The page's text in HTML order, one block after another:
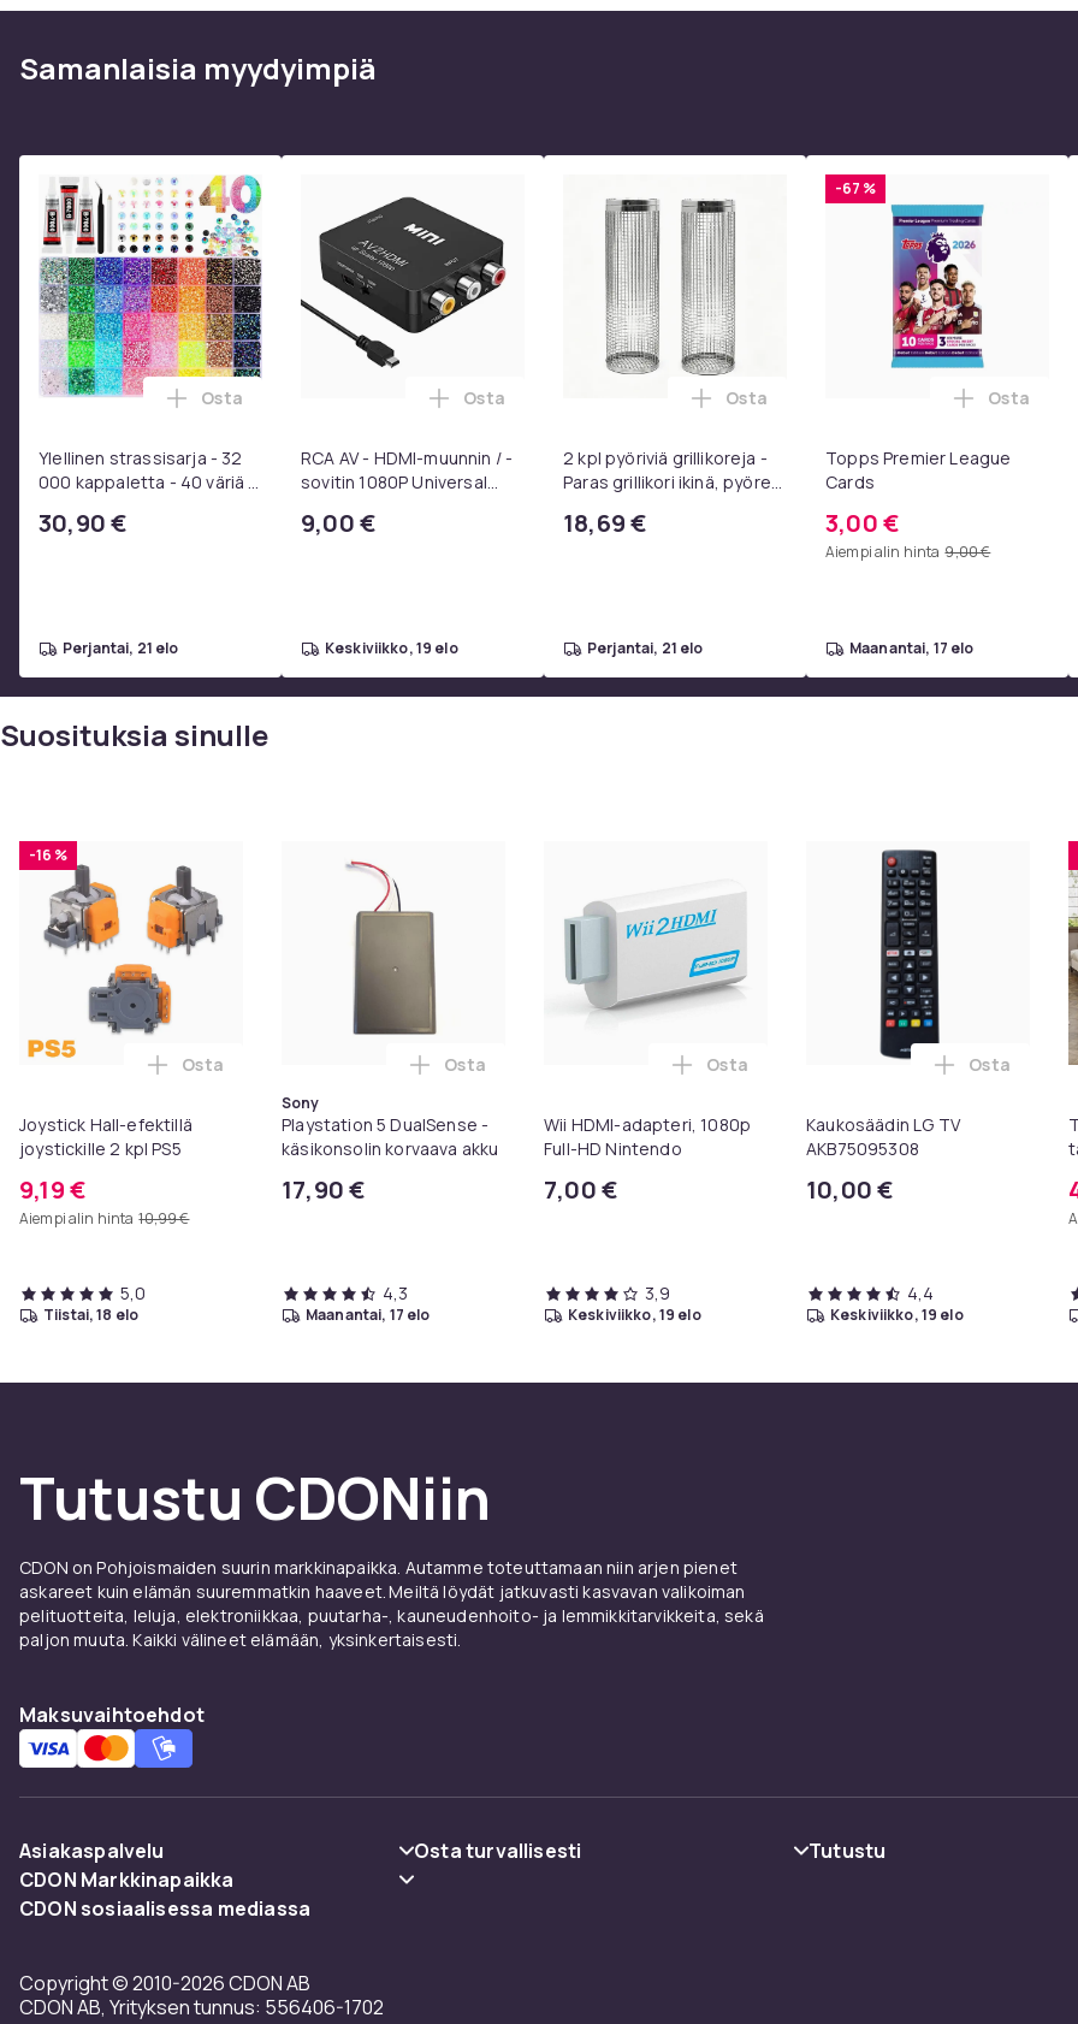
Samanlaisia ​​myydyimpiä
Ylellinen strassisarja - 32
000 kappaletta - 40 väriä -
strassit - koko 3mm - Liima
30,90 €
Lisää Ylellinen strassisarja - 32 000 kappaletta - 40 väriä - Strassit laatikossa - DIY-strassit - koko
Osta
perjantai, 21 elo
RCA AV - HDMI-muunnin / -
sovitin 1080P Universal
9,00 €
Lisää RCA AV - HDMI-muunnin / -sovitin 1080P Universal Musta
Osta
keskiviikko, 19 elo
2 kpl pyöriviä grillikoreja -
Paras grillikori ikinä, pyöreä
teräksestä valmistettu
18,69 €
Lisää 2 kpl pyöriviä grillikoreja - Paras
Osta
perjantai, 21 elo
-67 %
Topps Premier League
Cards
3,00 €
Aiempi alin hinta 9,00 €
Lisää
Osta
maanantai, 17 elo
Suosituksia sinulle
-16 %
Joystick Hall-efektillä
joystickille 2 kpl PS5
9,19 €
Aiempi alin hinta 10,99 €
Lisää Joystick Hall-efektillä joystickille 2 kpl PS5 ostoskoriin
Osta
5,0
tiistai, 18 elo
Sony
Playstation 5 DualSense -
käsikonsolin korvaava akku
17,90 €
Lisää Playstation 5 DualSense -käsikonsolin korvaava akku ostoskoriin
Osta
4,3
maanantai, 17 elo
Wii HDMI-adapteri, 1080p
Full-HD Nintendo
7,00 €
Lisää Wii HDMI-adapteri, 1080p Full-HD
Osta
3,9
keskiviikko, 19 elo
Kaukosäädin LG TV
AKB75095308
10,00 €
Lisää
Osta
4,4
keskiviikko, 19 elo
Tutustu CDONiin
CDON on Pohjoismaiden suurin markkinapaikka. Autamme toteuttamaan niin arjen pienet
askareet kuin elämän suuremmatkin haaveet. Meiltä löydät jatkuvasti kasvavan valikoiman
pelituotteita, leluja, elektroniikkaa, puutarha-, kauneudenhoito- ja lemmikkitarvikkeita, sekä
paljon muuta. Kaikki välineet elämään, yksinkertaisesti.
Maksuvaihtoehdot
Asiakaspalvelu
Usein kysyttyä (UKK)
Peruuta & palauta tästä
Osta turvallisesti
Tutustu
CDON Markkinapaikka
Merchant Help Center
CDON sosiaalisessa mediassa
Copyright © 2010-2026 CDON AB
CDON AB, Yrityksen tunnus: 556406-1702